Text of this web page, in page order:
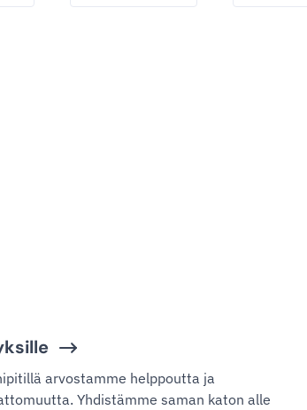
arvostamme helppoutta ja
Yhdistämme saman katon alle